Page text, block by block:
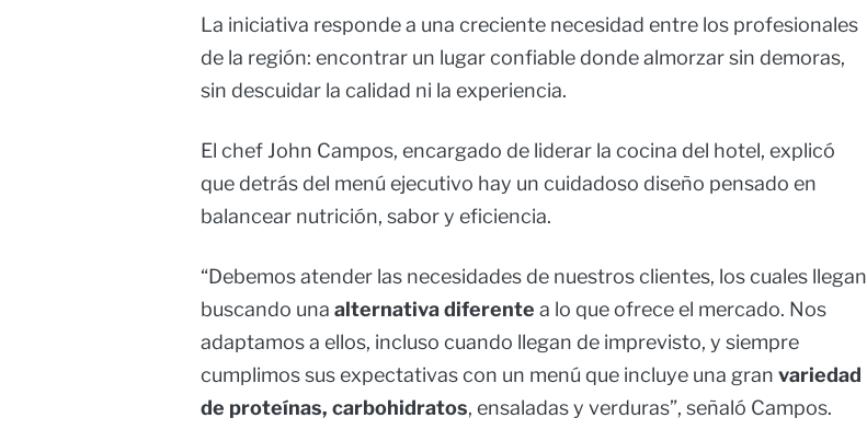
La iniciativa responde a una creciente necesidad entre los profesionales
de la región: encontrar un lugar confiable donde almorzar sin demoras,
sin descuidar la calidad ni la experiencia.
El chef John Campos, encargado de liderar la cocina del hotel, explicó
que detrás del menú ejecutivo hay un cuidadoso diseño pensado en
balancear nutrición, sabor y eficiencia.
“Debemos atender las necesidades de nuestros clientes, los cuales llegan
buscando una alternativa diferente a lo que ofrece el mercado. Nos
adaptamos a ellos, incluso cuando llegan de imprevisto, y siempre
cumplimos sus expectativas con un menú que incluye una gran variedad
de proteínas, carbohidratos, ensaladas y verduras”, señaló Campos.